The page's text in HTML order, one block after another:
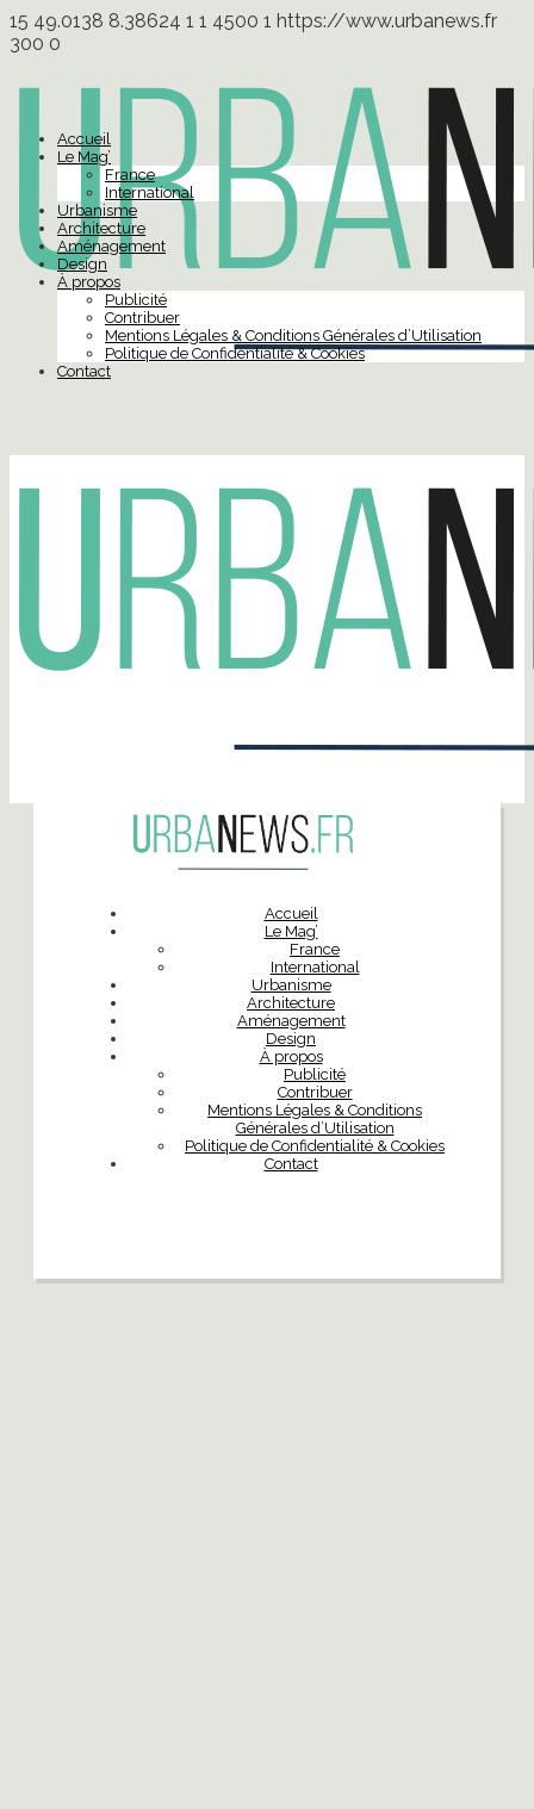
15 49.0138 8.38624 1 1 4500 1 https://www.urbanews.fr
300 0
Accueil
Le Mag’
France
International
Urbanisme
Architecture
Aménagement
Design
À propos
Publicité
Contribuer
Mentions Légales & Conditions Générales d’Utilisation
Politique de Confidentialité & Cookies
Contact
Accueil
Le Mag’
France
International
Urbanisme
Architecture
Aménagement
Design
À propos
Publicité
Contribuer
Mentions Légales & Conditions
Générales d’Utilisation
Politique de Confidentialité & Cookies
Contact